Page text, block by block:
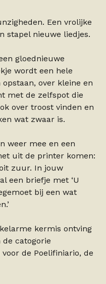
Een vrolijke
stapel nieuwe liedjes.
gloednieuwe
wordt een hele
over kleine en
met de zelfspot die
over troost vinden en
wat zwaar is.
weer mee en een
uit de printer komen:
zuur. In jouw
een briefje met ‘U
bij een wat
kermis ontving
catogorie
de Poelifiniario, de